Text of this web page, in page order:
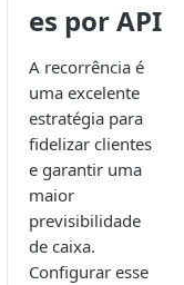
es por API
A recorrência é
uma excelente
estratégia para
fidelizar clientes
e garantir uma
maior
previsibilidade
de caixa.
Configurar esse